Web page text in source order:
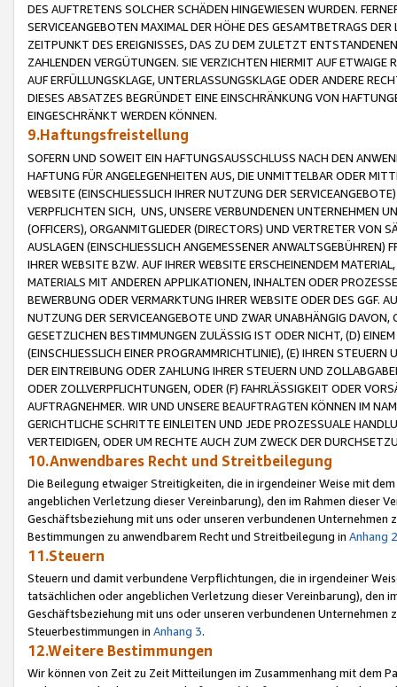
DES AUFTRETENS SOLCHER SCHÄDEN HINGEWIESEN WURDEN.
SERVICEANGEBOTEN MAXIMAL DER HÖHE DES GESAMTBETRAGS
ZEITPUNKT DES EREIGNISSES, DAS ZU DEM ZULETZT
ZAHLENDEN VERGÜTUNGEN. SIE VERZICHTEN HIERMIT AUF
AUF ERFÜLLUNGSKLAGE, UNTERLASSUNGSKLAGE ODER ANDERE
DIESES ABSATZES BEGRÜNDET EINE EINSCHRÄNKUNG VON
EINGESCHRÄNKT WERDEN KÖNNEN.
9.Haftungsfreistellung
SOFERN UND SOWEIT EIN HAFTUNGSAUSSCHLUSS NACH DEN
HAFTUNG FÜR ANGELEGENHEITEN AUS, DIE UNMITTELBAR ODER
WEBSITE (EINSCHLIESSLICH IHRER NUTZUNG DER
VERPFLICHTEN SICH, UNS, UNSERE VERBUNDENEN UNTERNEHMEN
(OFFICERS), ORGANMITGLIEDER (DIRECTORS) UND VERTRETER VON
AUSLAGEN (EINSCHLIESSLICH ANGEMESSENER
IHRER WEBSITE BZW. AUF IHRER WEBSITE ERSCHEINENDEM
MATERIALS MIT ANDEREN APPLIKATIONEN, INHALTEN ODER
BEWERBUNG ODER VERMARKTUNG IHRER WEBSITE ODER DES GGF.
NUTZUNG DER SERVICEANGEBOTE UND ZWAR UNABHÄNGIG
GESETZLICHEN BESTIMMUNGEN ZULÄSSIG IST ODER NICHT, (D)
(EINSCHLIESSLICH EINER PROGRAMMRICHTLINIE), (E) IHREN
DER EINTREIBUNG ODER ZAHLUNG IHRER STEUERN UND
ODER ZOLLVERPFLICHTUNGEN, ODER (F) FAHRLÄSSIGKEIT ODER
AUFTRAGNEHMER. WIR UND UNSERE BEAUFTRAGTEN KÖNNEN IM
GERICHTLICHE SCHRITTE EINLEITEN UND JEDE PROZESSUALE
VERTEIDIGEN, ODER UM RECHTE AUCH ZUM ZWECK DER
10.Anwendbares Recht und Streitbeilegung
Die Beilegung etwaiger Streitigkeiten, die in irgendeiner Weise mit
angeblichen Verletzung dieser Vereinbarung), den im Rahmen dieser
Geschäftsbeziehung mit uns oder unseren verbundenen
Bestimmungen zu anwendbarem Recht und Streitbeilegung in Anhang 2
11.Steuern
Steuern und damit verbundene Verpflichtungen, die in irgendeiner
tatsächlichen oder angeblichen Verletzung dieser Vereinbarung), den
Geschäftsbeziehung mit uns oder unseren verbundenen
Steuerbestimmungen in Anhang 3.
12.Weitere Bestimmungen
Wir können von Zeit zu Zeit Mitteilungen im Zusammenhang mit dem